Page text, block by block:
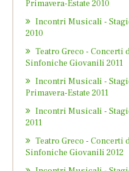
Primavera-Estate 2010
Incontri Musicali -
2010
Teatro Greco - Concerti
Sinfoniche Giovanili 2011
Incontri Musicali -
Primavera-Estate 2011
Incontri Musicali -
2011
Teatro Greco - Concerti
Sinfoniche Giovanili 2012